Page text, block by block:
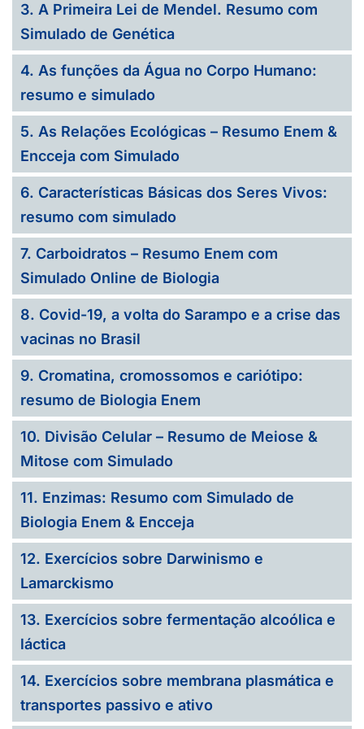
3. A Primeira Lei de Mendel. Resumo com
Simulado de Genética
4. As funções da Água no Corpo Humano:
resumo e simulado
5. As Relações Ecológicas – Resumo Enem &
Encceja com Simulado
6. Características Básicas dos Seres Vivos:
resumo com simulado
7. Carboidratos – Resumo Enem com
Simulado Online de Biologia
8. Covid-19, a volta do Sarampo e a crise das
vacinas no Brasil
9. Cromatina, cromossomos e cariótipo:
resumo de Biologia Enem
10. Divisão Celular – Resumo de Meiose &
Mitose com Simulado
11. Enzimas: Resumo com Simulado de
Biologia Enem & Encceja
12. Exercícios sobre Darwinismo e
Lamarckismo
13. Exercícios sobre fermentação alcoólica e
láctica
14. Exercícios sobre membrana plasmática e
transportes passivo e ativo